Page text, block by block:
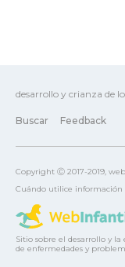
desarrollo y crianza de
Buscar Feedback
Copyright Ⓒ 2017-2019,
Cuándo utilice información
Sitio sobre el desarrollo y
de enfermedades y